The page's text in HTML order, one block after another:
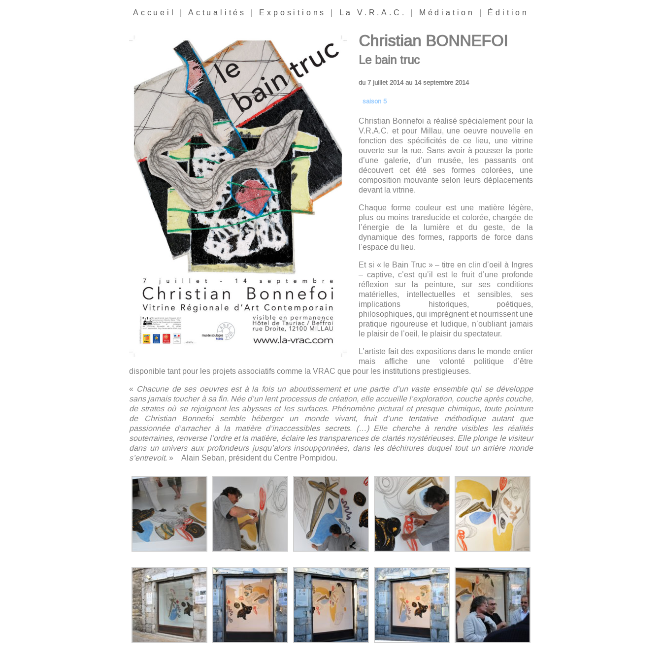
Accueil Actualités Expositions La V.R.A.C. Médiation Édition
Christian BONNEFOI
Le bain truc
du 7 juillet 2014 au 14 septembre 2014
saison 5
Christian Bonnefoi a réalisé spécialement pour la
V.R.A.C. et pour Millau, une oeuvre nouvelle en
fonction des spécificités de ce lieu, une vitrine
ouverte sur la rue. Sans avoir à pousser la porte
d’une galerie, d’un musée, les passants ont
découvert cet été ses formes colorées, une
composition mouvante selon leurs déplacements
devant la vitrine.
Chaque forme couleur est une matière légère,
plus ou moins translucide et colorée, chargée de
l’énergie de la lumière et du geste, de la
dynamique des formes, rapports de force dans
l’espace du lieu.
Et si « le Bain Truc » – titre en clin d’oeil à Ingres
– captive, c’est qu’il est le fruit d’une profonde
réflexion sur la peinture, sur ses conditions
matérielles, intellectuelles et sensibles, ses
implications historiques, poétiques,
philosophiques, qui imprègnent et nourrissent une
pratique rigoureuse et ludique, n’oubliant jamais
le plaisir de l’oeil, le plaisir du spectateur.
L’artiste fait des expositions dans le monde entier
mais affiche une volonté politique d’être
disponible tant pour les projets associatifs comme la VRAC que pour les institutions prestigieuses.
« Chacune de ses oeuvres est à la fois un aboutissement et une partie d’un vaste ensemble qui se développe
sans jamais toucher à sa fin. Née d’un lent processus de création, elle accueille l’exploration, couche après couche,
de strates où se rejoignent les abysses et les surfaces. Phénomène pictural et presque chimique, toute peinture
de Christian Bonnefoi semble héberger un monde vivant, fruit d’une tentative méthodique autant que
passionnée d’arracher à la matière d’inaccessibles secrets. (…) Elle cherche à rendre visibles les réalités
souterraines, renverse l’ordre et la matière, éclaire les transparences de clartés mystérieuses. Elle plonge le visiteur
dans un univers aux profondeurs jusqu’alors insoupçonnées, dans les déchirures duquel tout un arrière monde
s’entrevoit. » Alain Seban, président du Centre Pompidou.